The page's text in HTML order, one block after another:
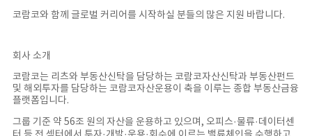
코람코와 함께 글로벌 커리어를 시작하실 분들의 많은 지원 바랍니다.
회사 소개
코람코는 리츠와 부동산신탁을 담당하는 코람코자산신탁과 부동산펀드
및 해외투자를 담당하는 코람코자산운용이 축을 이루는 종합 부동산금융
플랫폼입니다.
그룹 기준 약 56조 원의 자산을 운용하고 있으며, 오피스·물류·데이터센